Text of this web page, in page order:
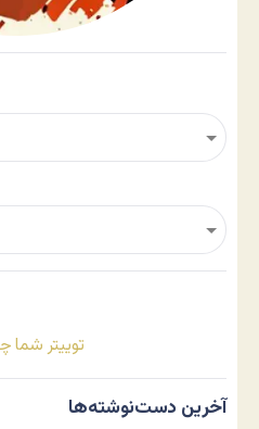
توییتر شما
آخرین دست‌نوشته‌ها